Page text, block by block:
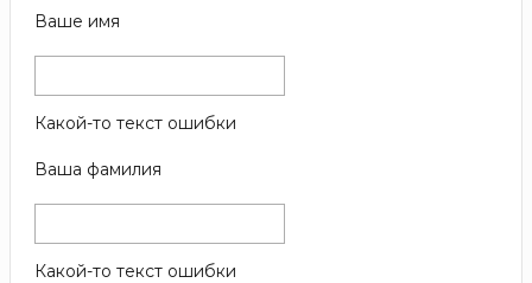
Ваше имя
Какой-то текст ошибки
Ваша фамилия
Какой-то текст ошибки